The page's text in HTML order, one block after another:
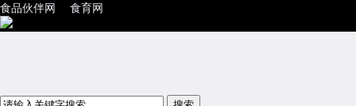
食品伙伴网 食育网